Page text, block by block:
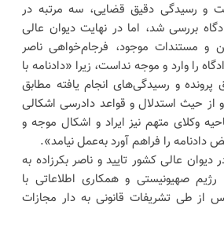
و رسیدگی دقیق قضایی، سه مرتبه در
بررسی شد، اما در نهایت دیوان عالی
و مستندات موجود، فرجام‌خواهی ناصر
را وارد و موجه نداست، زیرا «دادنامه با
پرونده و رسیدگی‌های انجام یافته مطابق
از حیث استدلال و قواعد دادرسی اشکالی
وکلای متهم نیز ایراد و اشکال موجه و
را فراهم آورد به‌عمل نیامد».
عالی کشور تایید و ناصر بکرزاده به
صهیونیستی و همکاری اطلاعاتی با
از طی تشریفات قانونی به دار مجازات